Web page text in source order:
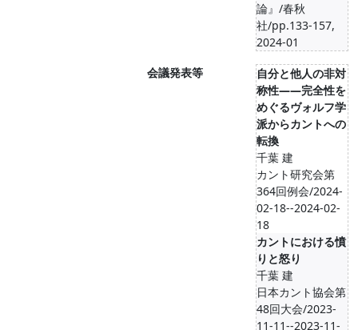
論』/春秋
社/pp.133-157,
2024-01
会議発表等
自分と他人の非対
称性――完全性を
めぐるヴォルフ学
派からカントへの
転換
千葉 建
カント研究会第
364回例会/2024-
02-18--2024-02-
18
カントにおける憤
りと怒り
千葉 建
日本カント協会第
48回大会/2023-
11-11--2023-11-